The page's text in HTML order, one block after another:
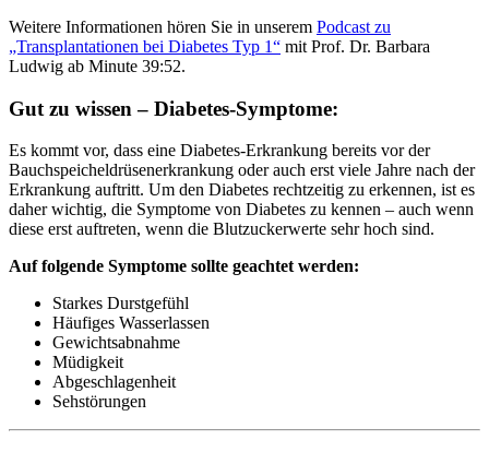
Weitere Informationen hören Sie in unserem Podcast zu
„Transplantationen bei Diabetes Typ 1“ mit Prof. Dr. Barbara
Ludwig ab Minute 39:52.
Gut zu wissen – Diabetes-Symptome:
Es kommt vor, dass eine Diabetes-Erkrankung bereits vor der
Bauchspeicheldrüsenerkrankung oder auch erst viele Jahre nach der
Erkrankung auftritt. Um den Diabetes rechtzeitig zu erkennen, ist es
daher wichtig, die Symptome von Diabetes zu kennen – auch wenn
diese erst auftreten, wenn die Blutzuckerwerte sehr hoch sind.
Auf folgende Symptome sollte geachtet werden:
Starkes Durstgefühl
Häufiges Wasserlassen
Gewichtsabnahme
Müdigkeit
Abgeschlagenheit
Sehstörungen